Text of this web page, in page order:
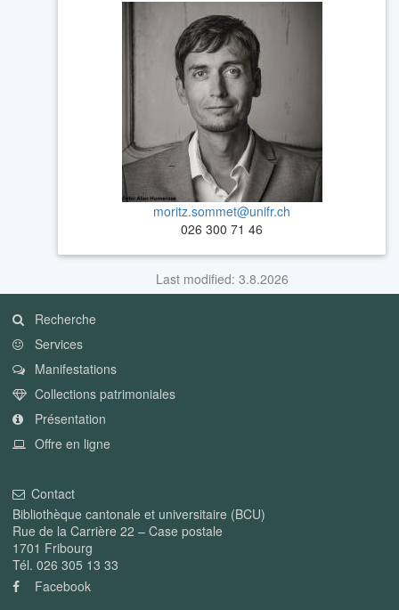
moritz.sommet@unifr.ch
026 300 71 46
Last modified: 3.8.2026
Recherche
Services
Manifestations
Collections patrimoniales
Présentation
Offre en ligne
Contact
Bibliothèque cantonale et universitaire (BCU)
Rue de la Carrière 22 – Case postale
1701 Fribourg
Tél. 026 305 13 33
Facebook